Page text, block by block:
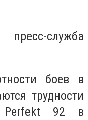
служба
боев в
трудности
Perfekt 92 в